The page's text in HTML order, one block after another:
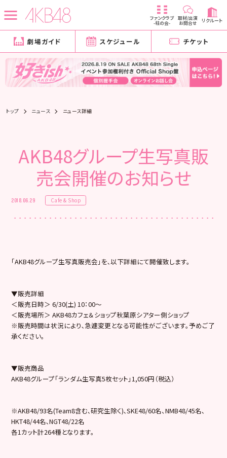
ファンクラブ
-柱の会-
取材/出演
お問合せ リクルート
劇場ガイド スケジュール チケット
トップ ニュース ニュース詳細
AKB48グループ生写真販
売会開催のお知らせ
2018.06.29 Cafe & Shop
「AKB48グループ生写真販売会」を､以下詳細にて開催致します。
▼販売詳細
＜販売日時＞ 6/30(土) 10：00～
＜販売場所＞ AKB48カフェ＆ショップ秋葉原シアター側ショップ
※販売時間は状況により､急遽変更となる可能性がございます。予めご了
承ください。
▼販売商品
AKB48グループ「ランダム生写真5枚セット」1,050円（税込）
※AKB48/93名(Team8含む､研究生除く)､SKE48/60名、NMB48/45名､
HKT48/44名､NGT48/22名
各1カット計264種となります。